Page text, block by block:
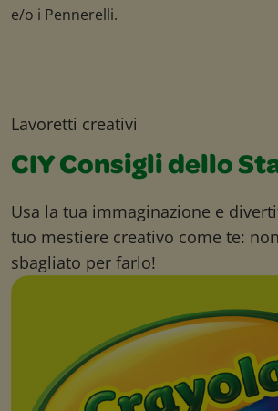
e/o i Pennerelli.
Lavoretti creativi
CIY Consigli dello
Usa la tua immaginazione e
tuo mestiere creativo come te:
sbagliato per farlo!